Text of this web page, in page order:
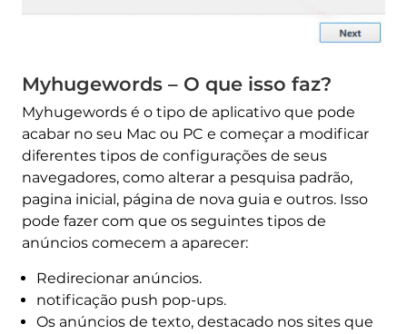
Myhugewords – O que isso faz?
Myhugewords é o tipo de aplicativo que pode
acabar no seu Mac ou PC e começar a modificar
diferentes tipos de configurações de seus
navegadores, como alterar a pesquisa padrão,
pagina inicial, página de nova guia e outros. Isso
pode fazer com que os seguintes tipos de
anúncios comecem a aparecer:
Redirecionar anúncios.
notificação push pop-ups.
Os anúncios de texto, destacado nos sites que